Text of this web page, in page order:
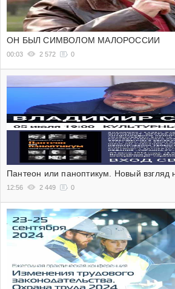
ОН БЫЛ СИМВОЛОМ МАЛОРОССИИ
00:03 2 572 0
Пантеон или паноптикум. Новый взгляд
12:56 2 449 0